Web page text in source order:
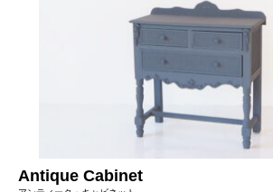
Antique Cabinet